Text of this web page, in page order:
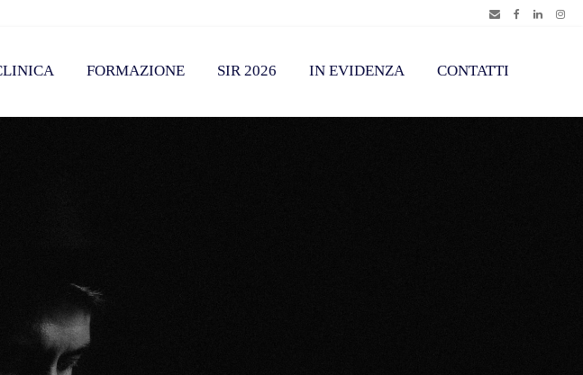
FORMAZIONE SIR 2026 IN EVIDENZA CONTATTI